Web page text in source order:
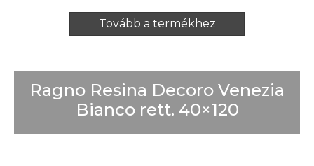
Tovább a termékhez
Ragno Resina Decoro Venezia
Bianco rett. 40×120